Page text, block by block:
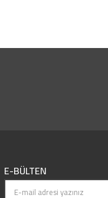
E-BÜLTEN